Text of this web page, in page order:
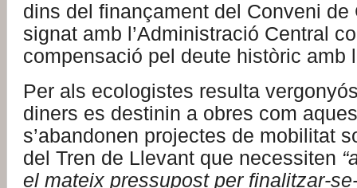
dins del finançament del Conveni de
signat amb l’Administració Central
compensació pel deute històric amb
Per als ecologistes resulta
diners es destinin a obres com
s’abandonen projectes de mobilitat
del Tren de Llevant que necessiten
el mateix pressupost per finalitzar-